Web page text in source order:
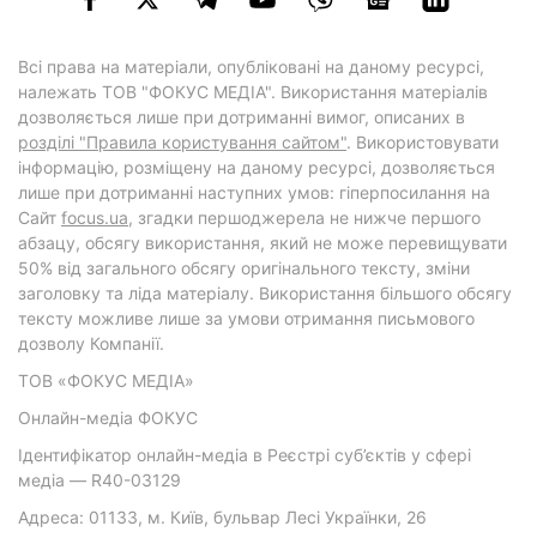
Всі права на матеріали, опубліковані на даному ресурсі,
належать ТОВ "ФОКУС МЕДІА". Використання матеріалів
дозволяється лише при дотриманні вимог, описаних в
розділі "Правила користування сайтом". Використовувати
інформацію, розміщену на даному ресурсі, дозволяється
лише при дотриманні наступних умов: гіперпосилання на
Cайт focus.ua, згадки першоджерела не нижче першого
абзацу, обсягу використання, який не може перевищувати
50% від загального обсягу оригінального тексту, зміни
заголовку та ліда матеріалу. Використання більшого обсягу
тексту можливе лише за умови отримання письмового
дозволу Компанії.
ТОВ «ФОКУС МЕДІА»
Онлайн-медіа ФОКУС
Ідентифікатор онлайн-медіа в Реєстрі суб’єктів у сфері
медіа — R40-03129
Адреса: 01133, м. Київ, бульвар Лесі Українки, 26